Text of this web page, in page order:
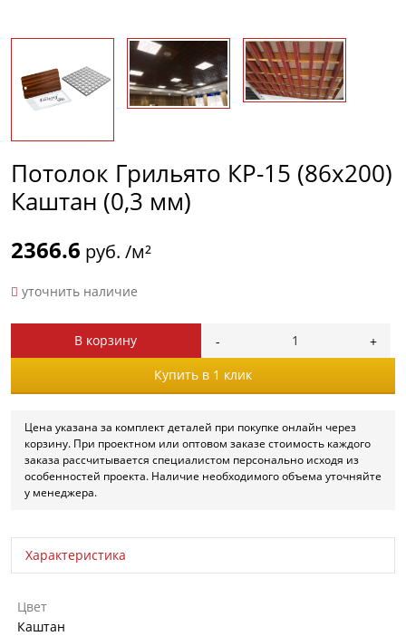
Потолок Грильято КР-15 (86х200)
Каштан (0,3 мм)
2366.6 руб. /м²
уточнить наличие
В корзину
Купить в 1 клик
Цена указана за комплект деталей при покупке онлайн через
корзину. При проектном или оптовом заказе стоимость каждого
заказа рассчитывается специалистом персонально исходя из
особенностей проекта. Наличие необходимого объема уточняйте
у менеджера.
Характеристика
Цвет
Каштан